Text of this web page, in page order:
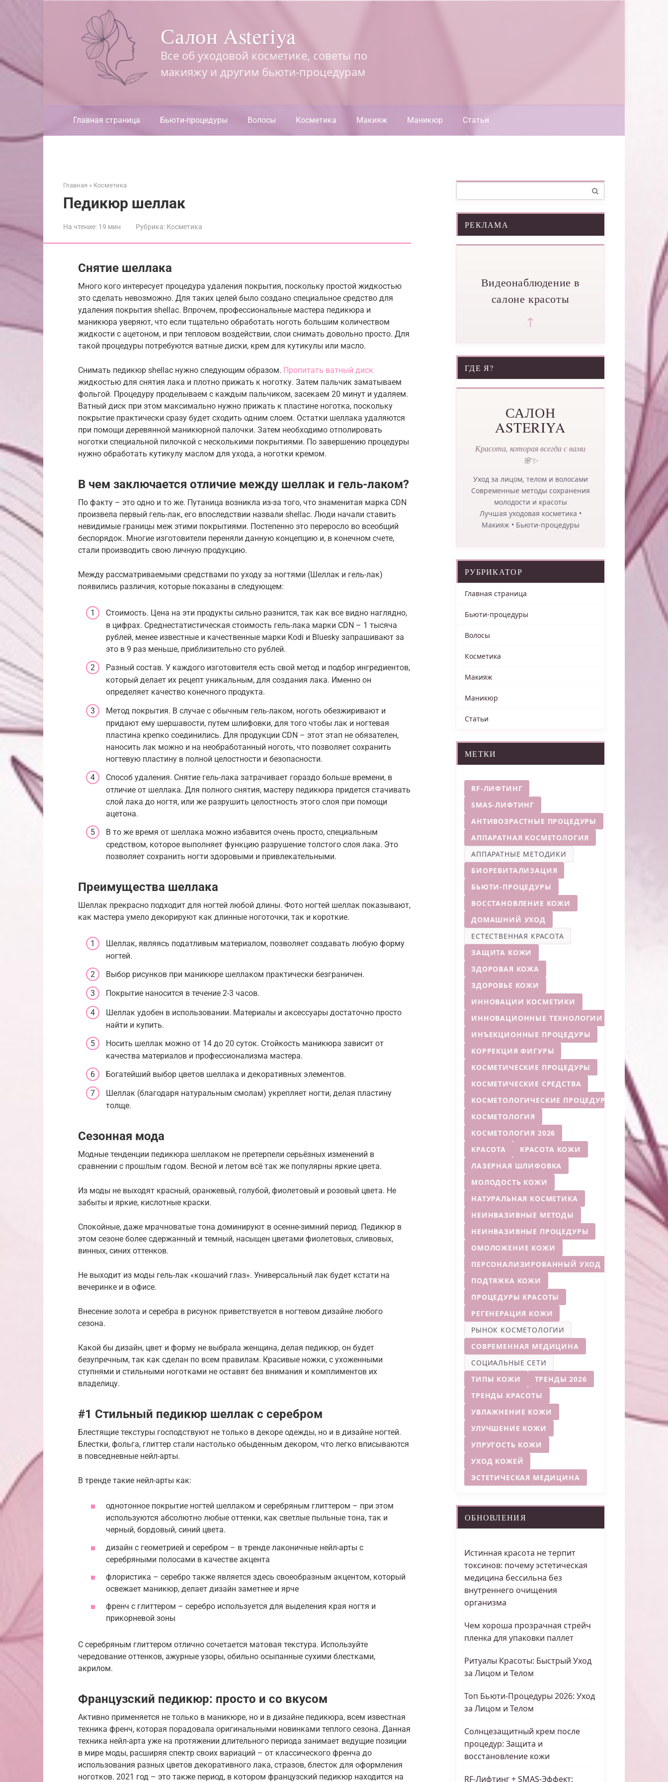
Салон Asteriya
Все об уходовой косметике, советы по
макияжу и другим бьюти-процедурам
Главная страница Бьюти-процедуры Волосы Косметика Макияж Маникюр Статьи
Главная » Косметика
Педикюр шеллак
На чтение: 19 мин Рубрика: Косметика
Снятие шеллака
Много кого интересует процедура удаления покрытия, поскольку простой жидкостью
это сделать невозможно. Для таких целей было создано специальное средство для
удаления покрытия shellac. Впрочем, профессиональные мастера педикюра и
маникюра уверяют, что если тщательно обработать ноготь большим количеством
жидкости с ацетоном, и при тепловом воздействии, слои снимать довольно просто. Для
такой процедуры потребуются ватные диски, крем для кутикулы или масло.
Снимать педикюр shellac нужно следующим образом. Пропитать ватный диск
жидкостью для снятия лака и плотно прижать к ноготку. Затем пальчик заматываем
фольгой. Процедуру проделываем с каждым пальчиком, засекаем 20 минут и удаляем.
Ватный диск при этом максимально нужно прижать к пластине ноготка, поскольку
покрытие практически сразу будет сходить одним слоем. Остатки шеллака удаляются
при помощи деревянной маникюрной палочки. Затем необходимо отполировать
ноготки специальной пилочкой с несколькими покрытиями. По завершению процедуры
нужно обработать кутикулу маслом для ухода, а ноготки кремом.
В чем заключается отличие между шеллак и гель-лаком?
По факту – это одно и то же. Путаница возникла из-за того, что знаменитая марка CDN
произвела первый гель-лак, его впоследствии назвали shellac. Люди начали ставить
невидимые границы меж этими покрытиями. Постепенно это переросло во всеобщий
беспорядок. Многие изготовители переняли данную концепцию и, в конечном счете,
стали производить свою личную продукцию.
Между рассматриваемыми средствами по уходу за ногтями (Шеллак и гель-лак)
появились различия, которые показаны в следующем:
Стоимость. Цена на эти продукты сильно разнится, так как все видно наглядно,
в цифрах. Среднестатистическая стоимость гель-лака марки CDN – 1 тысяча
рублей, менее известные и качественные марки Kodi и Bluesky запрашивают за
это в 9 раз меньше, приблизительно сто рублей.
Разный состав. У каждого изготовителя есть свой метод и подбор ингредиентов,
который делает их рецепт уникальным, для создания лака. Именно он
определяет качество конечного продукта.
Метод покрытия. В случае с обычным гель-лаком, ноготь обезжиривают и
придают ему шершавости, путем шлифовки, для того чтобы лак и ногтевая
пластина крепко соединились. Для продукции CDN – этот этап не обязателен,
наносить лак можно и на необработанный ноготь, что позволяет сохранить
ногтевую пластину в полной целостности и безопасности.
Способ удаления. Снятие гель-лака затрачивает гораздо больше времени, в
отличие от шеллака. Для полного снятия, мастеру педикюра придется стачивать
слой лака до ногтя, или же разрушить целостность этого слоя при помощи
ацетона.
В то же время от шеллака можно избавится очень просто, специальным
средством, которое выполняет функцию разрушение толстого слоя лака. Это
позволяет сохранить ногти здоровыми и привлекательными.
Преимущества шеллака
Шеллак прекрасно подходит для ногтей любой длины. Фото ногтей шеллак показывают,
как мастера умело декорируют как длинные ноготочки, так и короткие.
Шеллак, являясь податливым материалом, позволяет создавать любую форму
ногтей.
Выбор рисунков при маникюре шеллаком практически безграничен.
Покрытие наносится в течение 2-3 часов.
Шеллак удобен в использовании. Материалы и аксессуары достаточно просто
найти и купить.
Носить шеллак можно от 14 до 20 суток. Стойкость маникюра зависит от
качества материалов и профессионализма мастера.
Богатейший выбор цветов шеллака и декоративных элементов.
Шеллак (благодаря натуральным смолам) укрепляет ногти, делая пластину
толще.
Сезонная мода
Модные тенденции педикюра шеллаком не претерпели серьёзных изменений в
сравнении с прошлым годом. Весной и летом всё так же популярны яркие цвета.
Из моды не выходят красный, оранжевый, голубой, фиолетовый и розовый цвета. Не
забыты и яркие, кислотные краски.
Спокойные, даже мрачноватые тона доминируют в осенне-зимний период. Педикюр в
этом сезоне более сдержанный и темный, насыщен цветами фиолетовых, сливовых,
винных, синих оттенков.
Не выходит из моды гель-лак «кошачий глаз». Универсальный лак будет кстати на
вечеринке и в офисе.
Внесение золота и серебра в рисунок приветствуется в ногтевом дизайне любого
сезона.
Какой бы дизайн, цвет и форму не выбрала женщина, делая педикюр, он будет
безупречным, так как сделан по всем правилам. Красивые ножки, с ухоженными
ступнями и стильными ноготками не оставят без внимания и комплиментов их
владелицу.
#1 Стильный педикюр шеллак с серебром
Блестящие текстуры господствуют не только в декоре одежды, но и в дизайне ногтей.
Блестки, фольга, глиттер стали настолько обыденным декором, что легко вписываются
в повседневные нейл-арты.
В тренде такие нейл-арты как:
однотонное покрытие ногтей шеллаком и серебряным глиттером – при этом
используются абсолютно любые оттенки, как светлые пыльные тона, так и
черный, бордовый, синий цвета.
дизайн с геометрией и серебром – в тренде лаконичные нейл-арты с
серебряными полосами в качестве акцента
флористика – серебро также является здесь своеобразным акцентом, который
освежает маникюр, делает дизайн заметнее и ярче
френч с глиттером – серебро используется для выделения края ногтя и
прикорневой зоны
С серебряным глиттером отлично сочетается матовая текстура. Используйте
чередование оттенков, ажурные узоры, обильно осыпанные сухими блестками,
акрилом.
Французский педикюр: просто и со вкусом
Активно применяется не только в маникюре, но и в дизайне педикюра, всем известная
техника френч, которая порадовала оригинальными новинками теплого сезона. Данная
техника нейл-арта уже на протяжении длительного периода занимает ведущие позиции
в мире моды, расширяя спектр своих вариаций – от классического френча до
использования разных цветов декоративного лака, стразов, блесток для оформления
ноготков. 2021 год – это также период, в котором французский педикюр находится на
РЕКЛАМА
Видеонаблюдение в
салоне красоты
↑
ГДЕ Я?
САЛОН
ASTERIYA
Красота, которая всегда с вами
🌸✨
Уход за лицом, телом и волосами
Современные методы сохранения
молодости и красоты
Лучшая уходовая косметика •
Макияж • Бьюти-процедуры
РУБРИКАТОР
Главная страница
Бьюти-процедуры
Волосы
Косметика
Макияж
Маникюр
Статьи
МЕТКИ
RF-ЛИФТИНГ
SMAS-ЛИФТИНГ
АНТИВОЗРАСТНЫЕ ПРОЦЕДУРЫ
АППАРАТНАЯ КОСМЕТОЛОГИЯ
АППАРАТНЫЕ МЕТОДИКИ
БИОРЕВИТАЛИЗАЦИЯ
БЬЮТИ-ПРОЦЕДУРЫ
ВОССТАНОВЛЕНИЕ КОЖИ
ДОМАШНИЙ УХОД
ЕСТЕСТВЕННАЯ КРАСОТА
ЗАЩИТА КОЖИ
ЗДОРОВАЯ КОЖА
ЗДОРОВЬЕ КОЖИ
ИННОВАЦИИ КОСМЕТИКИ
ИННОВАЦИОННЫЕ ТЕХНОЛОГИИ
ИНЪЕКЦИОННЫЕ ПРОЦЕДУРЫ
КОРРЕКЦИЯ ФИГУРЫ
КОСМЕТИЧЕСКИЕ ПРОЦЕДУРЫ
КОСМЕТИЧЕСКИЕ СРЕДСТВА
КОСМЕТОЛОГИЧЕСКИЕ ПРОЦЕДУРЫ
КОСМЕТОЛОГИЯ
КОСМЕТОЛОГИЯ 2026
КРАСОТА
КРАСОТА КОЖИ
ЛАЗЕРНАЯ ШЛИФОВКА
МОЛОДОСТЬ КОЖИ
НАТУРАЛЬНАЯ КОСМЕТИКА
НЕИНВАЗИВНЫЕ МЕТОДЫ
НЕИНВАЗИВНЫЕ ПРОЦЕДУРЫ
ОМОЛОЖЕНИЕ КОЖИ
ПЕРСОНАЛИЗИРОВАННЫЙ УХОД
ПОДТЯЖКА КОЖИ
ПРОЦЕДУРЫ КРАСОТЫ
РЕГЕНЕРАЦИЯ КОЖИ
РЫНОК КОСМЕТОЛОГИИ
СОВРЕМЕННАЯ МЕДИЦИНА
СОЦИАЛЬНЫЕ СЕТИ
ТИПЫ КОЖИ
ТРЕНДЫ 2026
ТРЕНДЫ КРАСОТЫ
УВЛАЖНЕНИЕ КОЖИ
УЛУЧШЕНИЕ КОЖИ
УПРУГОСТЬ КОЖИ
УХОД КОЖЕЙ
ЭСТЕТИЧЕСКАЯ МЕДИЦИНА
ОБНОВЛЕНИЯ
Истинная красота не терпит
токсинов: почему эстетическая
медицина бессильна без
внутреннего очищения
организма
Чем хороша прозрачная стрейч
пленка для упаковки паллет
Ритуалы Красоты: Быстрый Уход
за Лицом и Телом
Топ Бьюти-Процедуры 2026: Уход
за Лицом и Телом
Солнцезащитный крем после
процедур: Защита и
восстановление кожи
RF-Лифтинг + SMAS-Эффект: